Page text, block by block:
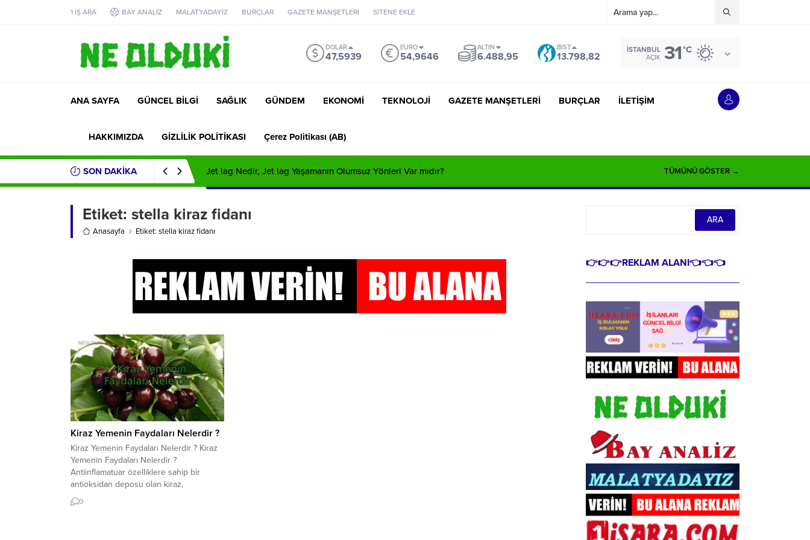
1 İŞ ARA BAY ANALİZ MALATYADAYİZ BURÇLAR GAZETE MANŞETLERİ SİTENE EKLE
DOLAR
47,5939
EURO
54,9646
ALTIN
6.488,95
BIST
13.798,82
İSTANBUL
AÇIK 31°C
ANA SAYFA GÜNCEL BİLGİ SAĞLIK GÜNDEM EKONOMİ TEKNOLOJİ GAZETE MANŞETLERİ BURÇLAR İLETİŞİM
HAKKIMIZDA GİZLİLİK POLİTİKASI Çerez Politikası (AB)
SON DAKİKA Jet lag Nedir, Jet lag Yaşamanın Olumsuz Yönleri Var mıdır? TÜMÜNÜ GÖSTER →
Etiket: stella kiraz fidanı
Anasayfa Etiket: stella kiraz fidanı
Kiraz Yemenin Faydaları Nelerdir ?
Kiraz Yemenin Faydaları Nelerdir ? Kiraz
Yemenin Faydaları Nelerdir ?
Antiinflamatuar özelliklere sahip bir
antioksidan deposu olan kiraz,
iltihaplanma ve hastalık semptomlarını
azaltabilir. Kirazın faydaları hakkında daha
0
👉👉👉REKLAM ALANI👈👈👈